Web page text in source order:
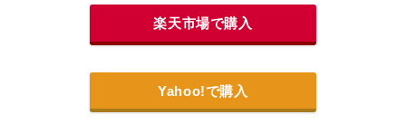
楽天市場で購入
Yahoo!で購入